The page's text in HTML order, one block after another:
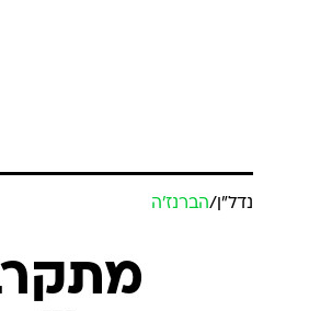
נדל״ן /הברנז'ה